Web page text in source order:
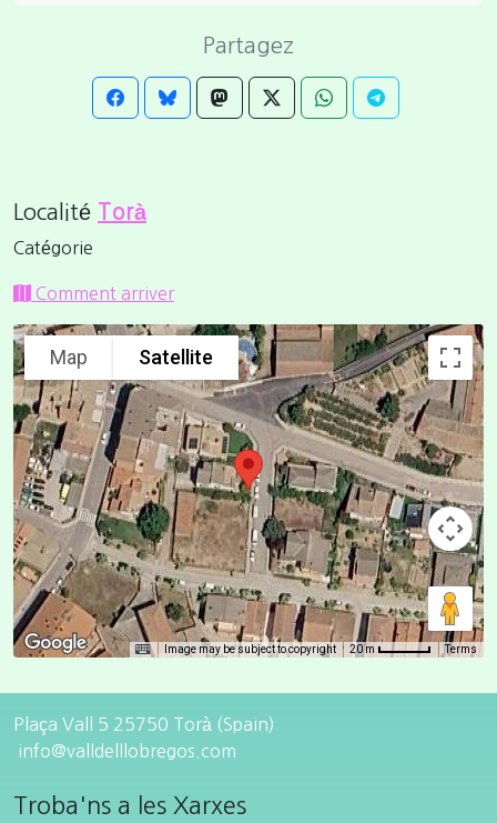
Partagez
Localité Torà
Catégorie
Comment arriver
Map Satellite
Image may be subject to copyright 20 m Terms
Plaça Vall 5 25750 Torà (Spain)
info@valldelllobregos.com
Troba'ns a les Xarxes